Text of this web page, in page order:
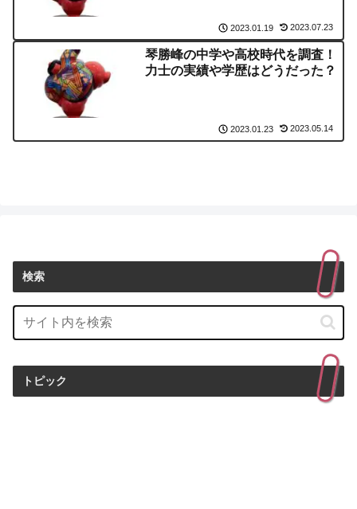
2023.01.19 2023.07.23
琴勝峰の中学や高校時代を調査！
力士の実績や学歴はどうだった？
2023.01.23 2023.05.14
検索
トピック